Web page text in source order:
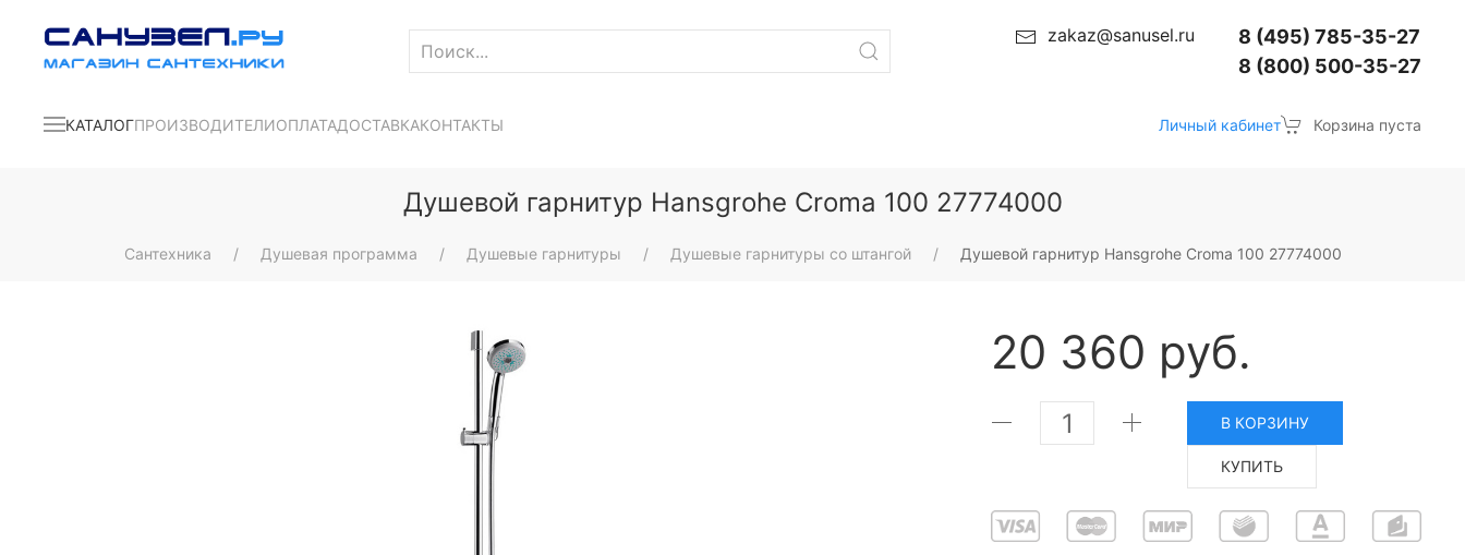
zakaz@sanusel.ru
8 (495) 785-35-27
8 (800) 500-35-27
КАТАЛОГПРОИЗВОДИТЕЛИОПЛАТАДОСТАВКАКОНТАКТЫ Личный кабинет Корзина пуста
Душевой гарнитур Hansgrohe Croma 100 27774000
Сантехника Душевая программа Душевые гарнитуры Душевые гарнитуры со штангой Душевой гарнитур Hansgrohe Croma 100 27774000
20 360 руб.
В КОРЗИНУ
КУПИТЬ